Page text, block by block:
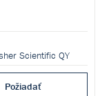
Scientific QY
Požiadať